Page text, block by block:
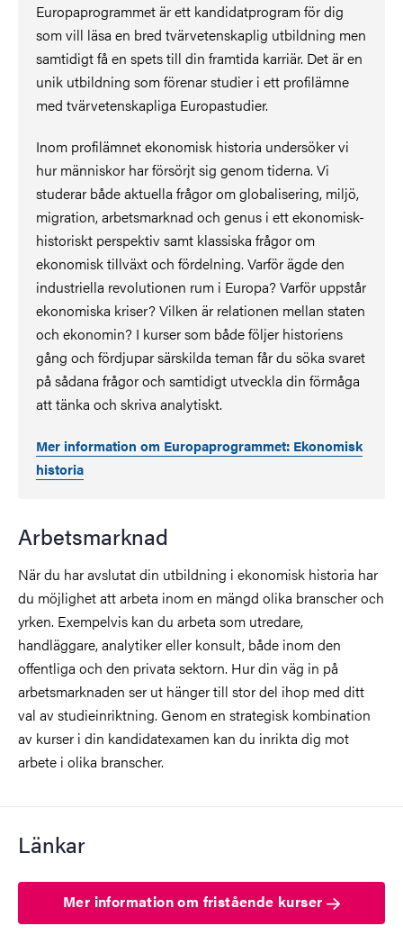
Europaprogrammet är ett kandidatprogram för dig
som vill läsa en bred tvärvetenskaplig utbildning men
samtidigt få en spets till din framtida karriär. Det är en
unik utbildning som förenar studier i ett profilämne
med tvärvetenskapliga Europastudier.
Inom profilämnet ekonomisk historia undersöker vi
hur människor har försörjt sig genom tiderna. Vi
studerar både aktuella frågor om globalisering, miljö,
migration, arbetsmarknad och genus i ett ekonomisk-
historiskt perspektiv samt klassiska frågor om
ekonomisk tillväxt och fördelning. Varför ägde den
industriella revolutionen rum i Europa? Varför uppstår
ekonomiska kriser? Vilken är relationen mellan staten
och ekonomin? I kurser som både följer historiens
gång och fördjupar särskilda teman får du söka svaret
på sådana frågor och samtidigt utveckla din förmåga
att tänka och skriva analytiskt.
Mer information om Europaprogrammet: Ekonomisk
historia
Arbetsmarknad
När du har avslutat din utbildning i ekonomisk historia har
du möjlighet att arbeta inom en mängd olika branscher och
yrken. Exempelvis kan du arbeta som utredare,
handläggare, analytiker eller konsult, både inom den
offentliga och den privata sektorn. Hur din väg in på
arbetsmarknaden ser ut hänger till stor del ihop med ditt
val av studieinriktning. Genom en strategisk kombination
av kurser i din kandidatexamen kan du inrikta dig mot
arbete i olika branscher.
Länkar
Mer information om fristående kurser